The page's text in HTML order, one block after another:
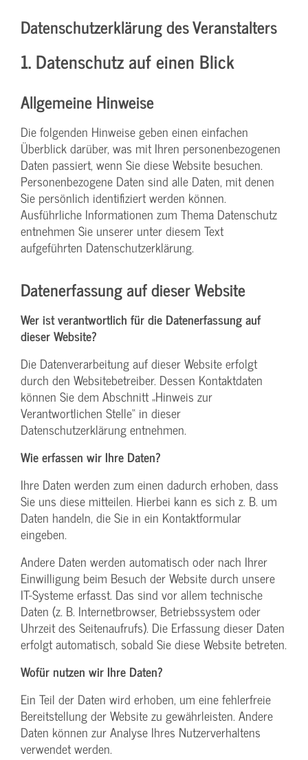
Datenschutzerklärung des Veranstalters
1. Datenschutz auf einen Blick
Allgemeine Hinweise
Die folgenden Hinweise geben einen einfachen
Überblick darüber, was mit Ihren personenbezogenen
Daten passiert, wenn Sie diese Website besuchen.
Personenbezogene Daten sind alle Daten, mit denen
Sie persönlich identifiziert werden können.
Ausführliche Informationen zum Thema Datenschutz
entnehmen Sie unserer unter diesem Text
aufgeführten Datenschutzerklärung.
Datenerfassung auf dieser Website
Wer ist verantwortlich für die Datenerfassung auf
dieser Website?
Die Datenverarbeitung auf dieser Website erfolgt
durch den Websitebetreiber. Dessen Kontaktdaten
können Sie dem Abschnitt „Hinweis zur
Verantwortlichen Stelle“ in dieser
Datenschutzerklärung entnehmen.
Wie erfassen wir Ihre Daten?
Ihre Daten werden zum einen dadurch erhoben, dass
Sie uns diese mitteilen. Hierbei kann es sich z. B. um
Daten handeln, die Sie in ein Kontaktformular
eingeben.
Andere Daten werden automatisch oder nach Ihrer
Einwilligung beim Besuch der Website durch unsere
IT-Systeme erfasst. Das sind vor allem technische
Daten (z. B. Internetbrowser, Betriebssystem oder
Uhrzeit des Seitenaufrufs). Die Erfassung dieser Daten
erfolgt automatisch, sobald Sie diese Website betreten.
Wofür nutzen wir Ihre Daten?
Ein Teil der Daten wird erhoben, um eine fehlerfreie
Bereitstellung der Website zu gewährleisten. Andere
Daten können zur Analyse Ihres Nutzerverhaltens
verwendet werden.